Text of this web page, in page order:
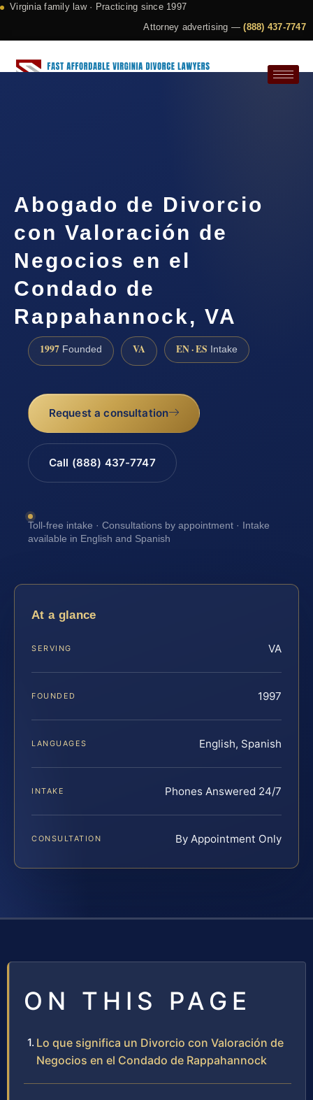
Virginia family law · Practicing since 1997
Attorney advertising —(888) 437-7747
Abogado de Divorcio
con Valoración de
Negocios en el
Condado de
Rappahannock, VA
1997 Founded VA EN · ES Intake
Request a consultation
Call (888) 437-7747
Toll-free intake · Consultations by appointment · Intake
available in English and Spanish
At a glance
SERVING VA
FOUNDED 1997
LANGUAGES English, Spanish
INTAKE Phones Answered 24/7
CONSULTATION By Appointment Only
ON THIS PAGE
Lo que significa un Divorcio con Valoración de
Negocios en el Condado de Rappahannock